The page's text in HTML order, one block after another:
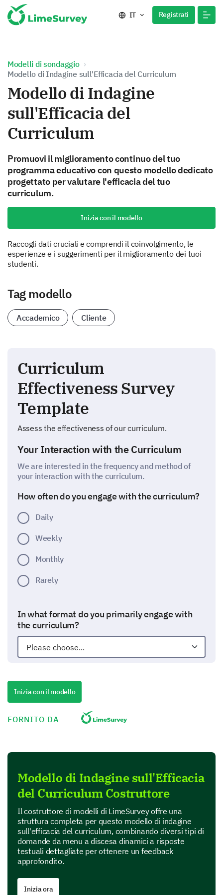
IT Registrati
Modelli di sondaggio
Modello di Indagine sull'Efficacia del Curriculum
Modello di Indagine
sull'Efficacia del
Curriculum
Promuovi il miglioramento continuo del tuo
programma educativo con questo modello dedicato
progettato per valutare l'efficacia del tuo
curriculum.
Inizia con il modello
Raccogli dati cruciali e comprendi il coinvolgimento, le
esperienze e i suggerimenti per il miglioramento dei tuoi
studenti.
Tag modello
Accademico Cliente
Curriculum
Effectiveness Survey
Template
Assess the effectiveness of our curriculum.
Your Interaction with the Curriculum
We are interested in the frequency and method of
your interaction with the curriculum.
How often do you engage with the curriculum?
Daily
Weekly
Monthly
Rarely
In what format do you primarily engage with
the curriculum?
Learning from the Curriculum
Now let's dive into your learning experience when
engaging with the curriculum.
1 2 3
Clarity of content
Relevance to real-world scenarios
Application of theoretical concepts
Depth of subject matter covered
Inizia con il modello
FORNITO DA
Modello di Indagine sull'Efficacia
del Curriculum Costruttore
Il costruttore di modelli di LimeSurvey offre una
struttura completa per questo modello di indagine
sull'efficacia del curriculum, combinando diversi tipi di
domande da menu a discesa dinamici a risposte
testuali dettagliate per ottenere un feedback
approfondito.
Inizia ora